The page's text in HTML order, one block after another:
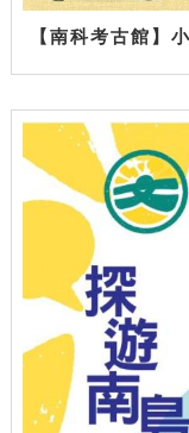
【南科考古館】